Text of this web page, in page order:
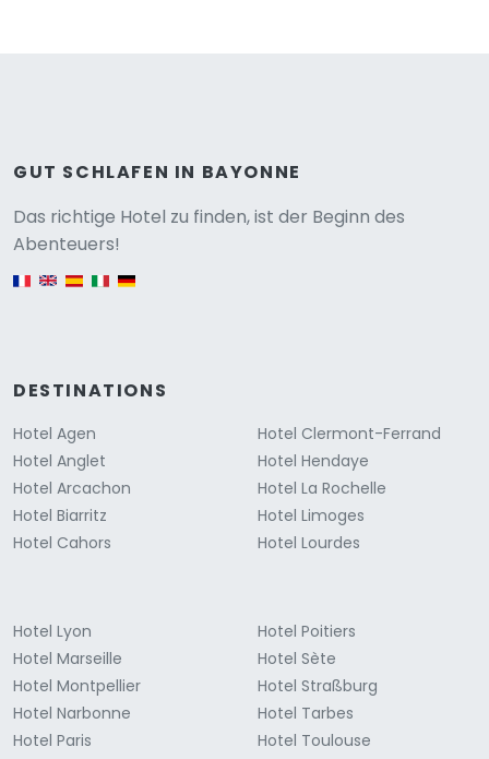
GUT SCHLAFEN IN BAYONNE
Das richtige Hotel zu finden, ist der Beginn des
Abenteuers!
DESTINATIONS
Hotel Agen
Hotel Anglet
Hotel Arcachon
Hotel Biarritz
Hotel Cahors
Hotel Clermont-Ferrand
Hotel Hendaye
Hotel La Rochelle
Hotel Limoges
Hotel Lourdes
Hotel Lyon
Hotel Marseille
Hotel Montpellier
Hotel Narbonne
Hotel Paris
Hotel Poitiers
Hotel Sète
Hotel Straßburg
Hotel Tarbes
Hotel Toulouse